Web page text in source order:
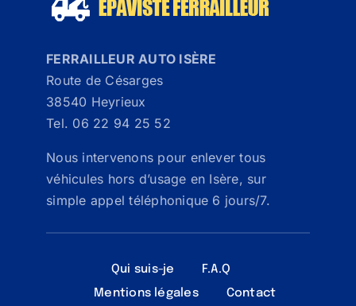
FERRAILLEUR AUTO ISÈRE
Route de Césarges
38540 Heyrieux
Tel. 06 22 94 25 52
Nous intervenons pour enlever tous
véhicules hors d’usage en Isère, sur
simple appel téléphonique 6 jours/7.
Qui suis-je
F.A.Q
Mentions légales
Contact